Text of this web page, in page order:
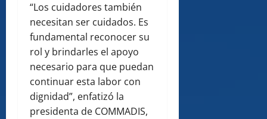
“Los cuidadores también
necesitan ser cuidados. Es
fundamental reconocer su
rol y brindarles el apoyo
necesario para que puedan
continuar esta labor con
dignidad”, enfatizó la
presidenta de COMMADIS,